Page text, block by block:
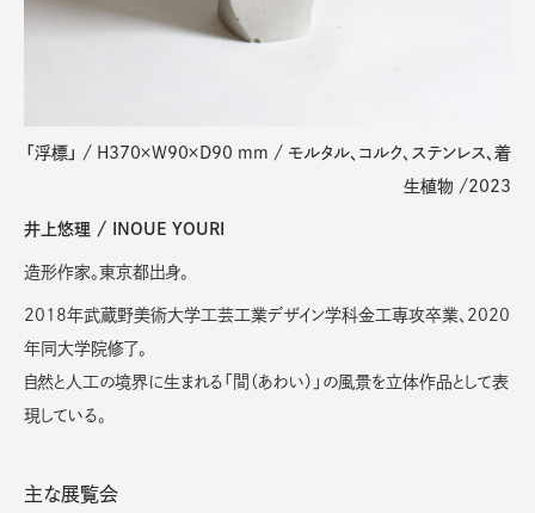
「浮標」 / H370×W90×D90 mm / モルタル、コルク、ステンレス、着
生植物 /2023
井上悠理 / INOUE YOURI
造形作家。東京都出身。
2018年武蔵野美術大学工芸工業デザイン学科金工専攻卒業、2020
年同大学院修了。
自然と人工の境界に生まれる「間（あわい）」の風景を立体作品として表
現している。
主な展覧会